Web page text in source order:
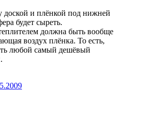
доской и плёнкой под нижней
будет сыреть.
должна быть вообще
воздух плёнка. То есть,
любой самый дешёвый